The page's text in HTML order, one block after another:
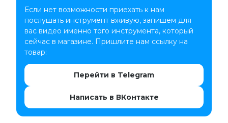
Если нет возможности приехать к нам
послушать инструмент вживую, запишем для
вас видео именно того инструмента, который
сейчас в магазине. Пришлите нам ссылку на
товар:
Перейти в Telegram
Написать в ВКонтакте